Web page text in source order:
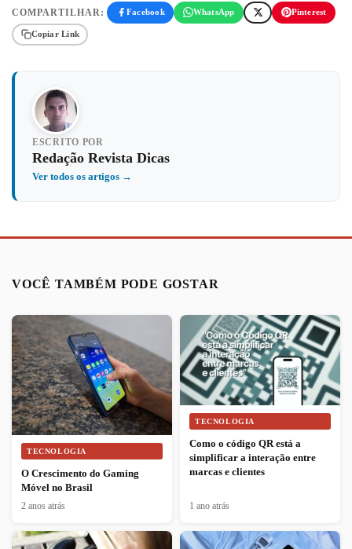
COMPARTILHAR: Facebook WhatsApp Pinterest
Copiar Link
ESCRITO POR
Redação Revista Dicas
Ver todos os artigos →
VOCÊ TAMBÉM PODE GOSTAR
TECNOLOGIA
O Crescimento do Gaming
Móvel no Brasil
2 anos atrás
TECNOLOGIA
Como o código QR está a
simplificar a interação entre
marcas e clientes
1 ano atrás